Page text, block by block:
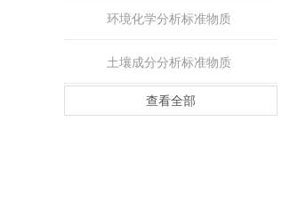
环境化学分析标准物质
土壤成分分析标准物质
查看全部